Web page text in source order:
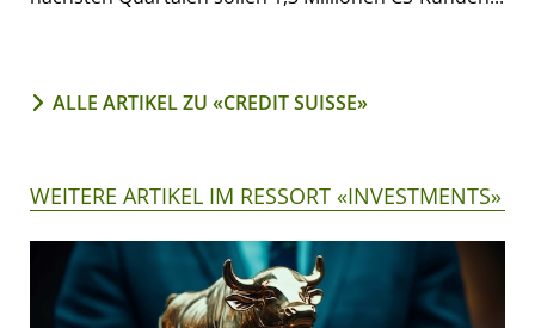
ALLE ARTIKEL ZU «CREDIT SUISSE»
WEITERE ARTIKEL IM RESSORT «INVESTMENTS»